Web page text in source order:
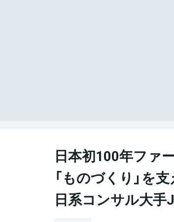
日本初100年ファ
「ものづくり」を
日系コンサル大手